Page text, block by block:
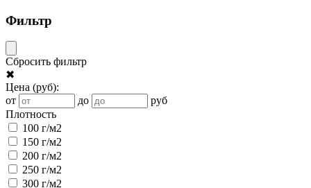
Фильтр
Сбросить фильтр
✖
Цена (руб):
от
до
руб
Плотность
100 г/м2
150 г/м2
200 г/м2
250 г/м2
300 г/м2